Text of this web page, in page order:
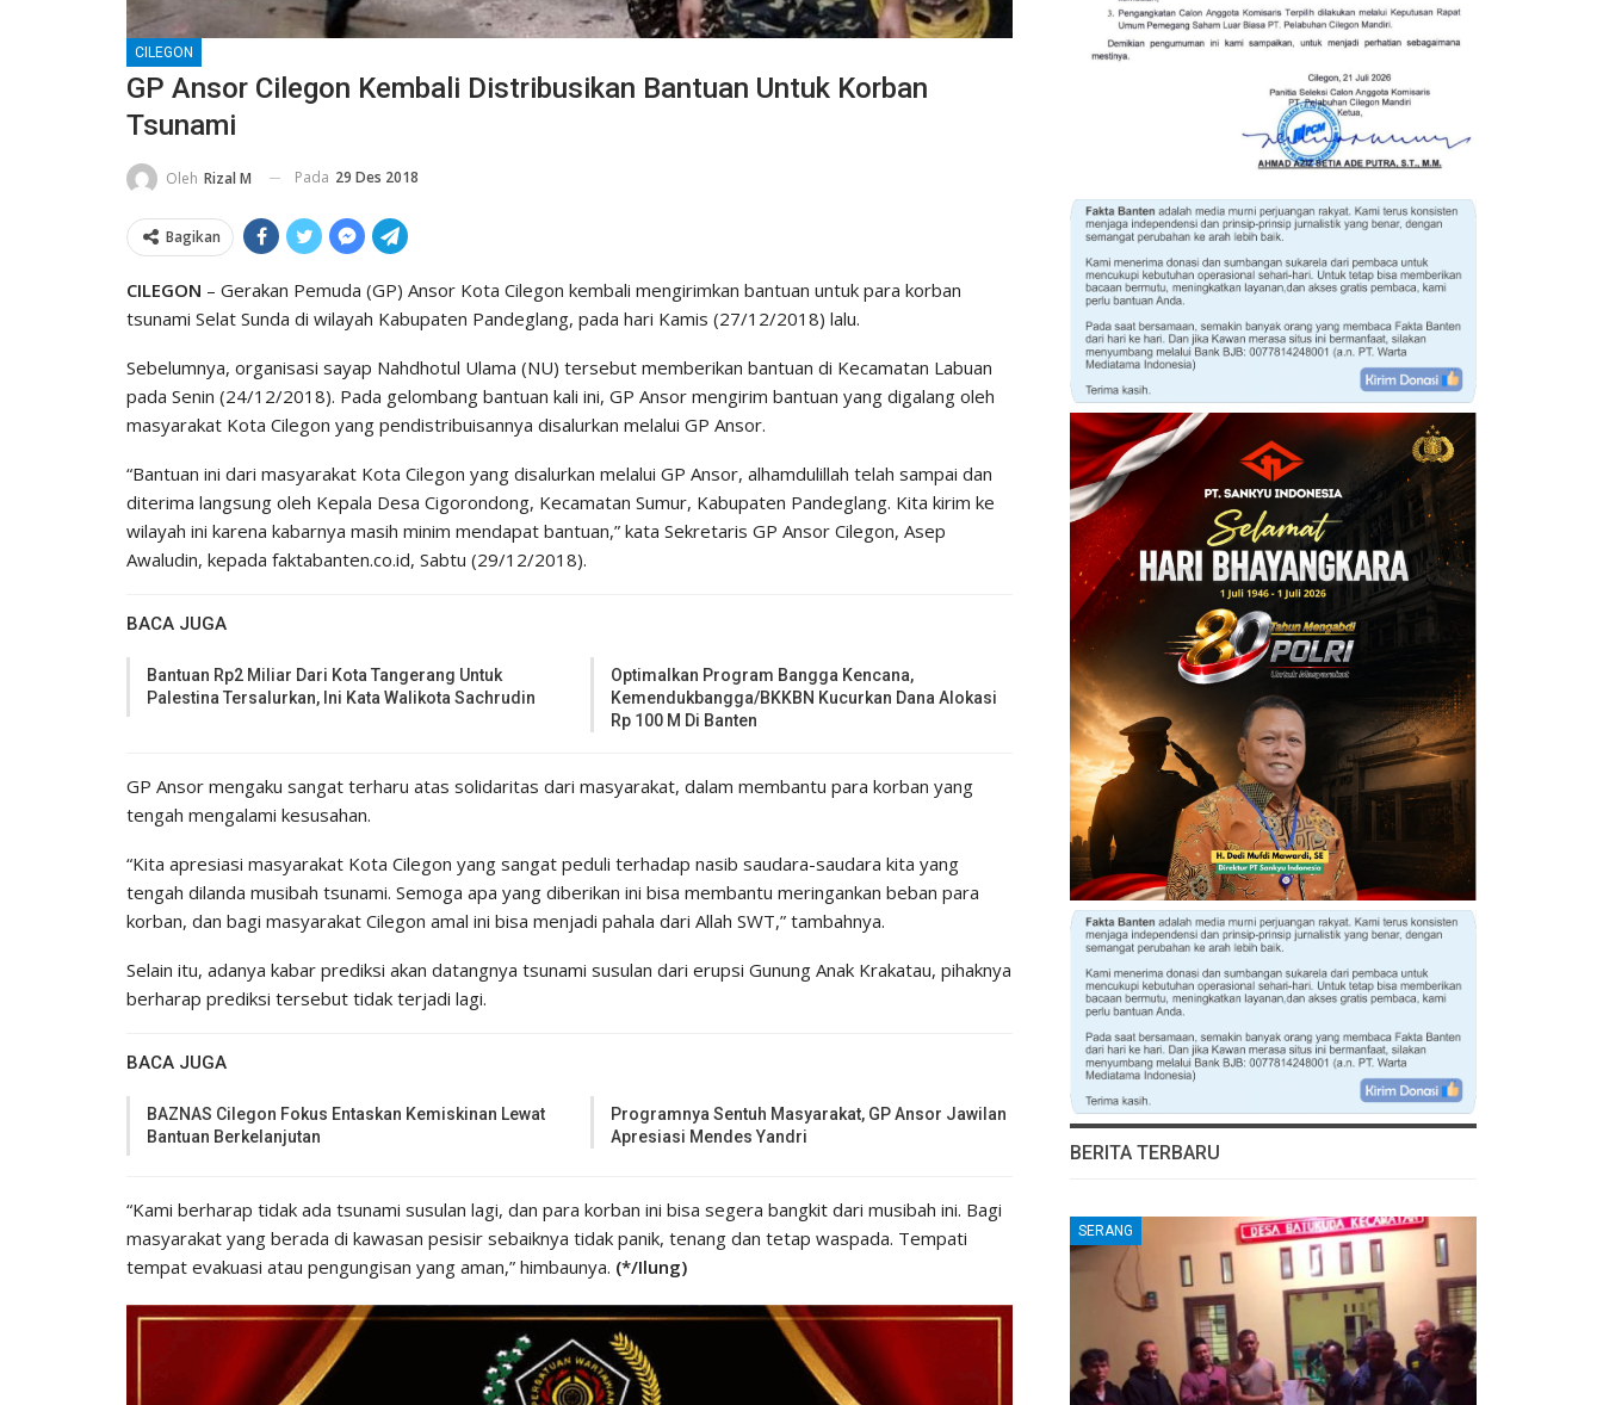
CILEGON
GP Ansor Cilegon Kembali Distribusikan Bantuan Untuk Korban
Tsunami
Oleh Rizal M Pada 29 Des 2018
Bagikan
CILEGON – Gerakan Pemuda (GP) Ansor Kota Cilegon kembali mengirimkan bantuan untuk para korban
tsunami Selat Sunda di wilayah Kabupaten Pandeglang, pada hari Kamis (27/12/2018) lalu.
Sebelumnya, organisasi sayap Nahdhotul Ulama (NU) tersebut memberikan bantuan di Kecamatan Labuan
pada Senin (24/12/2018). Pada gelombang bantuan kali ini, GP Ansor mengirim bantuan yang digalang oleh
masyarakat Kota Cilegon yang pendistribuisannya disalurkan melalui GP Ansor.
“Bantuan ini dari masyarakat Kota Cilegon yang disalurkan melalui GP Ansor, alhamdulillah telah sampai dan
diterima langsung oleh Kepala Desa Cigorondong, Kecamatan Sumur, Kabupaten Pandeglang. Kita kirim ke
wilayah ini karena kabarnya masih minim mendapat bantuan,” kata Sekretaris GP Ansor Cilegon, Asep
Awaludin, kepada faktabanten.co.id, Sabtu (29/12/2018).
BACA JUGA
Bantuan Rp2 Miliar Dari Kota Tangerang Untuk
Palestina Tersalurkan, Ini Kata Walikota Sachrudin
Optimalkan Program Bangga Kencana,
Kemendukbangga/BKKBN Kucurkan Dana Alokasi
Rp 100 M Di Banten
GP Ansor mengaku sangat terharu atas solidaritas dari masyarakat, dalam membantu para korban yang
tengah mengalami kesusahan.
“Kita apresiasi masyarakat Kota Cilegon yang sangat peduli terhadap nasib saudara-saudara kita yang
tengah dilanda musibah tsunami. Semoga apa yang diberikan ini bisa membantu meringankan beban para
korban, dan bagi masyarakat Cilegon amal ini bisa menjadi pahala dari Allah SWT,” tambahnya.
Selain itu, adanya kabar prediksi akan datangnya tsunami susulan dari erupsi Gunung Anak Krakatau, pihaknya
berharap prediksi tersebut tidak terjadi lagi.
BACA JUGA
BAZNAS Cilegon Fokus Entaskan Kemiskinan Lewat
Bantuan Berkelanjutan
Programnya Sentuh Masyarakat, GP Ansor Jawilan
Apresiasi Mendes Yandri
“Kami berharap tidak ada tsunami susulan lagi, dan para korban ini bisa segera bangkit dari musibah ini. Bagi
masyarakat yang berada di kawasan pesisir sebaiknya tidak panik, tenang dan tetap waspada. Tempati
tempat evakuasi atau pengungisan yang aman,” himbaunya. (*/Ilung)
BERITA TERBARU
SERANG